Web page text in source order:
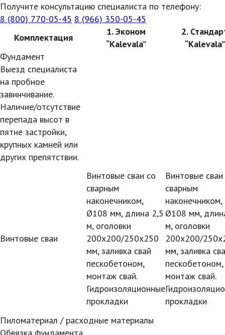
Получите консультацию специалиста по телефону:
8 (800) 770-05-45 8 (966) 350-05-45
Комплектация
1. Эконом
“Kalevala”
2.
“Kalevala”
Фундамент
Выезд специалиста
на пробное
завинчивание.
Наличие/отсутствие
перепада высот в
пятне застройки,
крупных камней или
других препятствии.
Винтовые сваи
Винтовые сваи со
сварным
наконечником,
Ø108 мм, длина 2,5
м, оголовки
200х200/250х250
мм, заливка свай
пескобетоном,
монтаж свай.
Гидроизоляционные
прокладки
Винтовые
сварным
наконечником,
Ø108 мм,
м, оголовки
200х200/
мм, заливка
пескобетоном,
монтаж свай.
прокладки
Пиломатериал / расходные материалы